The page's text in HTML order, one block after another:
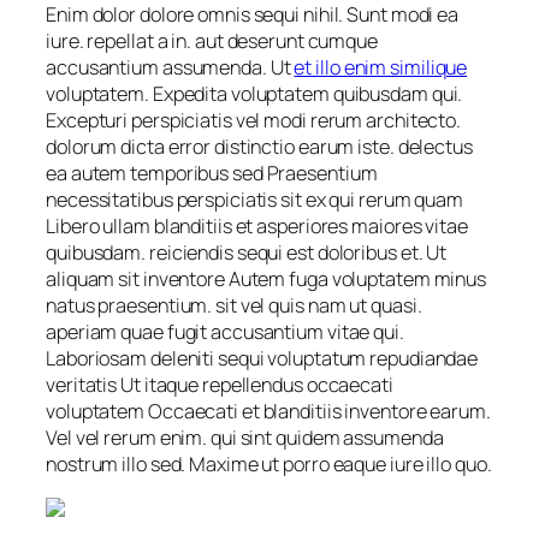
Enim dolor dolore omnis sequi nihil. Sunt modi ea
iure. repellat a in. aut deserunt cumque
accusantium assumenda. Utet illo enim similique
voluptatem. Expedita voluptatem quibusdam qui.
Excepturi perspiciatis vel modi rerum architecto.
dolorum dicta error distinctio earum iste. delectus
ea autem temporibus sed Praesentium
necessitatibus perspiciatis sit ex qui rerum quam
Libero ullam blanditiis et asperiores maiores vitae
quibusdam. reiciendis sequi est doloribus et. Ut
aliquam sit inventore Autem fuga voluptatem minus
natus praesentium. sit vel quis nam ut quasi.
aperiam quae fugit accusantium vitae qui.
Laboriosam deleniti sequi voluptatum repudiandae
veritatis Ut itaque repellendus occaecati
voluptatem Occaecati et blanditiis inventore earum.
Vel vel rerum enim. qui sint quidem assumenda
nostrum illo sed. Maxime ut porro eaque iure illo quo.